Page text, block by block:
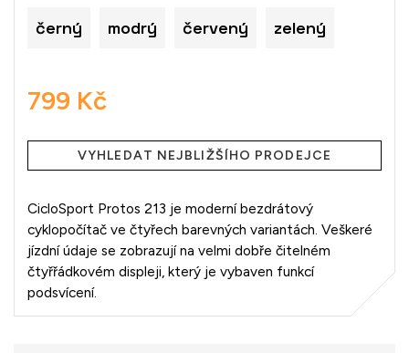
799 Kč
cena:
VYHLEDAT NEJBLIŽŠÍHO PRODEJCE
černý modrý červený zelený
CicloSport Protos 213 je moderní bezdrátový
cyklopočítač ve čtyřech barevných variantách. Veškeré
jízdní údaje se zobrazují na velmi dobře čitelném
čtyřřádkovém displeji, který je vybaven funkcí
podsvícení.